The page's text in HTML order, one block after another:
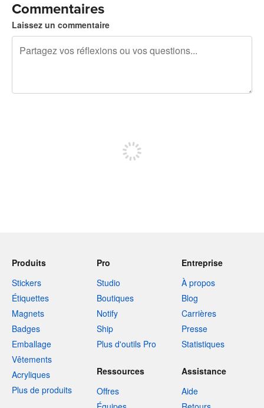
Commentaires
Laissez un commentaire
Produits
Stickers
Étiquettes
Magnets
Badges
Emballage
Vêtements
Acryliques
Plus de produits
Pro
Studio
Boutiques
Notify
Ship
Plus d'outils Pro
Entreprise
À propos
Blog
Carrières
Presse
Statistiques
Ressources
Offres
Assistance
Aide